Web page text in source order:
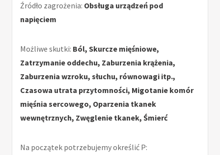
Źródło zagrożenia: Obsługa urządzeń pod
napięciem
Możliwe skutki: Ból, Skurcze mięśniowe,
Zatrzymanie oddechu, Zaburzenia krążenia,
Zaburzenia wzroku, słuchu, równowagi itp.,
Czasowa utrata przytomności, Migotanie komór
mięśnia sercowego, Oparzenia tkanek
wewnętrznych, Zwęglenie tkanek, Śmierć
Na początek potrzebujemy określić P: